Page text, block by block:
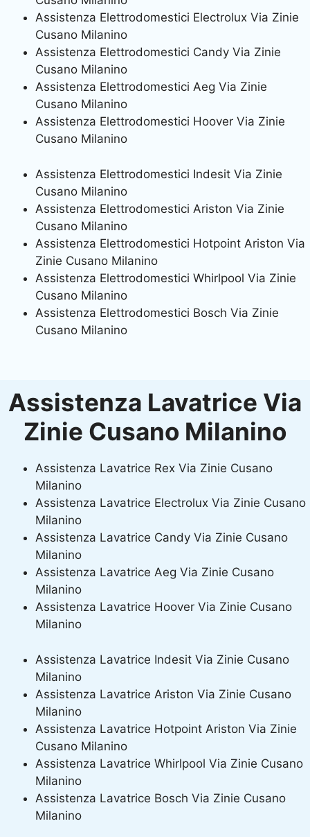
Assistenza Elettrodomestici Electrolux Via Zinie
Cusano Milanino
Assistenza Elettrodomestici Candy Via Zinie
Cusano Milanino
Assistenza Elettrodomestici Aeg Via Zinie
Cusano Milanino
Assistenza Elettrodomestici Hoover Via Zinie
Cusano Milanino
Assistenza Elettrodomestici Indesit Via Zinie
Cusano Milanino
Assistenza Elettrodomestici Ariston Via Zinie
Cusano Milanino
Assistenza Elettrodomestici Hotpoint Ariston Via
Zinie Cusano Milanino
Assistenza Elettrodomestici Whirlpool Via Zinie
Cusano Milanino
Assistenza Elettrodomestici Bosch Via Zinie
Cusano Milanino
Assistenza Lavatrice Via
Zinie Cusano Milanino
Assistenza Lavatrice Rex Via Zinie Cusano
Milanino
Assistenza Lavatrice Electrolux Via Zinie Cusano
Milanino
Assistenza Lavatrice Candy Via Zinie Cusano
Milanino
Assistenza Lavatrice Aeg Via Zinie Cusano
Milanino
Assistenza Lavatrice Hoover Via Zinie Cusano
Milanino
Assistenza Lavatrice Indesit Via Zinie Cusano
Milanino
Assistenza Lavatrice Ariston Via Zinie Cusano
Milanino
Assistenza Lavatrice Hotpoint Ariston Via Zinie
Cusano Milanino
Assistenza Lavatrice Whirlpool Via Zinie Cusano
Milanino
Assistenza Lavatrice Bosch Via Zinie Cusano
Milanino